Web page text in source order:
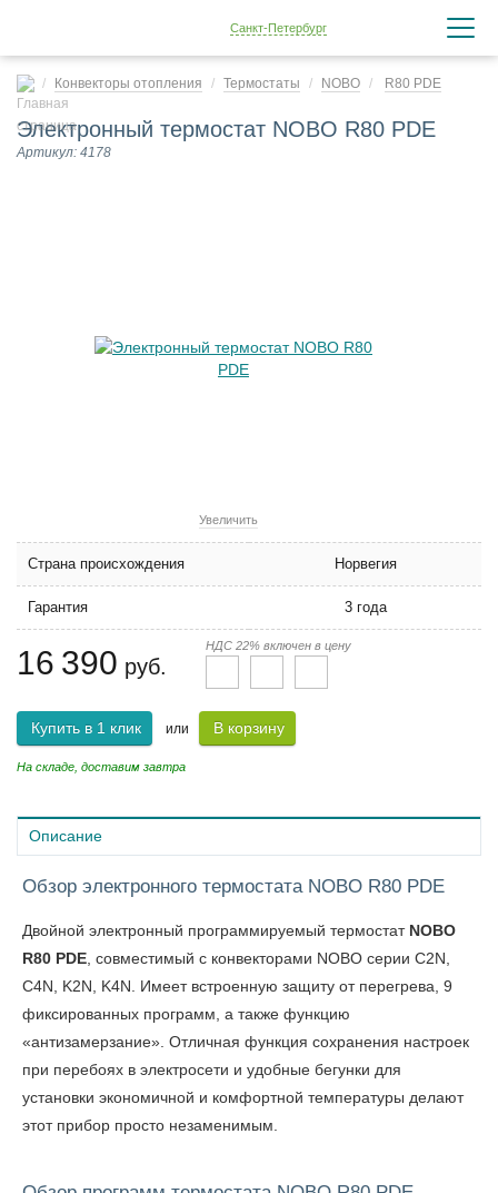
Санкт-Петербург
Конвекторы отопления Термостаты NOBO R80 PDE
Электронный термостат NOBO R80 PDE
Артикул: 4178
Увеличить
Страна происхождения Норвегия
Гарантия 3 года
16 390 руб.
НДС 22% включен в цену
Купить в 1 клик или В корзину
На складе, доставим завтра
Описание
Обзор электронного термостата NOBO R80 PDE
Двойной электронный программируемый термостат NOBO
R80 PDE , совместимый с конвекторами NOBO серии C2N,
C4N, K2N, K4N. Имеет встроенную защиту от перегрева, 9
фиксированных программ, а также функцию
«антизамерзание». Отличная функция сохранения настроек
при перебоях в электросети и удобные бегунки для
установки экономичной и комфортной температуры делают
этот прибор просто незаменимым.